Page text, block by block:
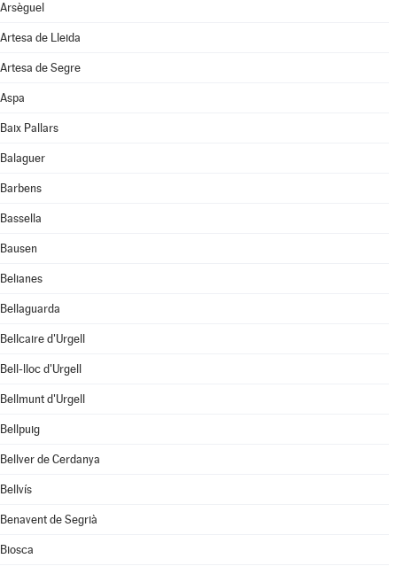
Arsèguel
Artesa de Lleida
Artesa de Segre
Aspa
Baix Pallars
Balaguer
Barbens
Bassella
Bausen
Belianes
Bellaguarda
Bellcaire d'Urgell
Bell-lloc d'Urgell
Bellmunt d'Urgell
Bellpuig
Bellver de Cerdanya
Bellvís
Benavent de Segrià
Biosca